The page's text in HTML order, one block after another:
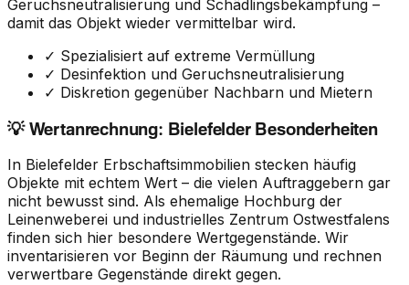
Geruchsneutralisierung und Schädlingsbekämpfung –
damit das Objekt wieder vermittelbar wird.
✓ Spezialisiert auf extreme Vermüllung
✓ Desinfektion und Geruchsneutralisierung
✓ Diskretion gegenüber Nachbarn und Mietern
💡 Wertanrechnung: Bielefelder Besonderheiten
In Bielefelder Erbschaftsimmobilien stecken häufig
Objekte mit echtem Wert – die vielen Auftraggebern gar
nicht bewusst sind. Als ehemalige Hochburg der
Leinenweberei und industrielles Zentrum Ostwestfalens
finden sich hier besondere Wertgegenstände. Wir
inventarisieren vor Beginn der Räumung und rechnen
verwertbare Gegenstände direkt gegen.